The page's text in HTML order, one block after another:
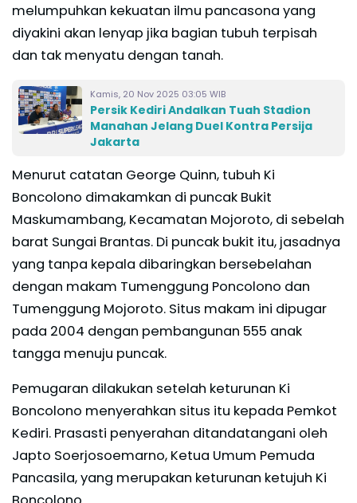
melumpuhkan kekuatan ilmu pancasona yang
diyakini akan lenyap jika bagian tubuh terpisah
dan tak menyatu dengan tanah.
Kamis, 20 Nov 2025 03:05 WIB
Persik Kediri Andalkan Tuah Stadion
Manahan Jelang Duel Kontra Persija
Jakarta
Menurut catatan George Quinn, tubuh Ki
Boncolono dimakamkan di puncak Bukit
Maskumambang, Kecamatan Mojoroto, di sebelah
barat Sungai Brantas. Di puncak bukit itu, jasadnya
yang tanpa kepala dibaringkan bersebelahan
dengan makam Tumenggung Poncolono dan
Tumenggung Mojoroto. Situs makam ini dipugar
pada 2004 dengan pembangunan 555 anak
tangga menuju puncak.
Pemugaran dilakukan setelah keturunan Ki
Boncolono menyerahkan situs itu kepada Pemkot
Kediri. Prasasti penyerahan ditandatangani oleh
Japto Soerjosoemarno, Ketua Umum Pemuda
Pancasila, yang merupakan keturunan ketujuh Ki